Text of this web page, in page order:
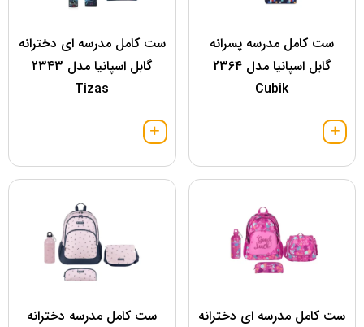
ست کامل مدرسه پسرانه
گابل اسپانیا مدل 2364
Cubik
ست کامل مدرسه ای دخترانه
گابل اسپانیا مدل 2343
Tizas
ست کامل مدرسه ای دخترانه
ست کامل مدرسه دخترانه